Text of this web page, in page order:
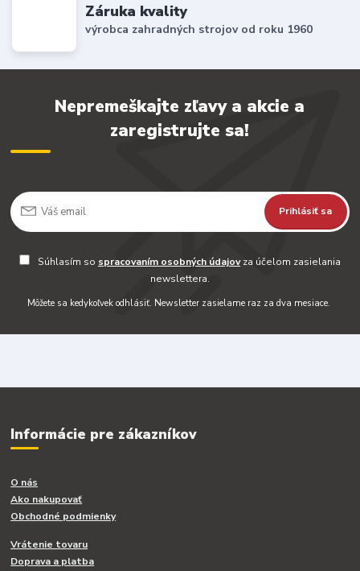
Záruka kvality
výrobca zahradných strojov od roku 1960
Nepremeškajte zľavy a akcie a
zaregistrujte sa!
Prihlásiť sa
Súhlasím so spracovaním osobných údajovza účelom zasielania
newslettera.
Môžete sa kedykoľvek odhlásiť. Newsletter zasielame raz za dva mesiace.
Informácie pre zákazníkov
O nás
Ako nakupovať
Obchodné podmienky
Vrátenie tovaru
Doprava a platba